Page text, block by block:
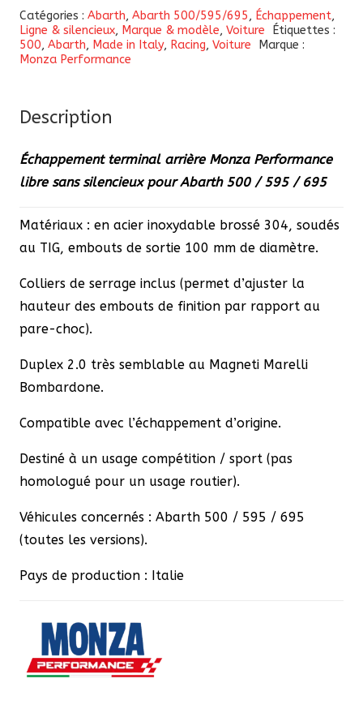
Échappement
terminal
arrière
libre
silencieux
pour
595
/
695
Catégories : Abarth, Abarth 500/595/695, Échappement,
Ligne & silencieux, Marque & modèle, Voiture
Étiquettes :
500, Abarth, Made in Italy, Racing, Voiture
Marque :
Monza Performance
Description
Échappement terminal arrière Monza Performance
libre sans silencieux pour Abarth 500 / 595 / 695
Matériaux : en acier inoxydable brossé 304, soudés
au TIG, embouts de sortie 100 mm de diamètre.
Colliers de serrage inclus (permet d’ajuster la
hauteur des embouts de finition par rapport au
pare-choc).
Duplex 2.0 très semblable au Magneti Marelli
Bombardone.
Compatible avec l’échappement d’origine.
Destiné à un usage compétition / sport (pas
homologué pour un usage routier).
Véhicules concernés : Abarth 500 / 595 / 695
(toutes les versions).
Pays de production : Italie